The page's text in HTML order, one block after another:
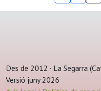
Des de 2012 · La Segarra
Versió juny 2026